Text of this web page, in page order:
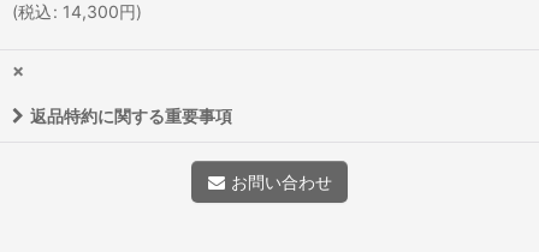
(税込: 14,300円)
×
返品特約に関する重要事項
お問い合わせ